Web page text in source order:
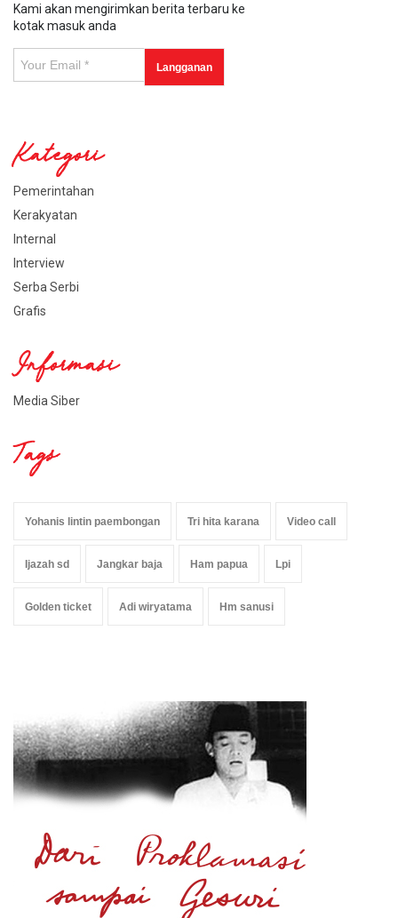
Kami akan mengirimkan berita terbaru ke
kotak masuk anda
Kategori
Pemerintahan
Kerakyatan
Internal
Interview
Serba Serbi
Grafis
Informasi
Media Siber
Tags
Yohanis lintin paembongan Tri hita karana Video call
Ijazah sd Jangkar baja Ham papua Lpi
Golden ticket Adi wiryatama Hm sanusi